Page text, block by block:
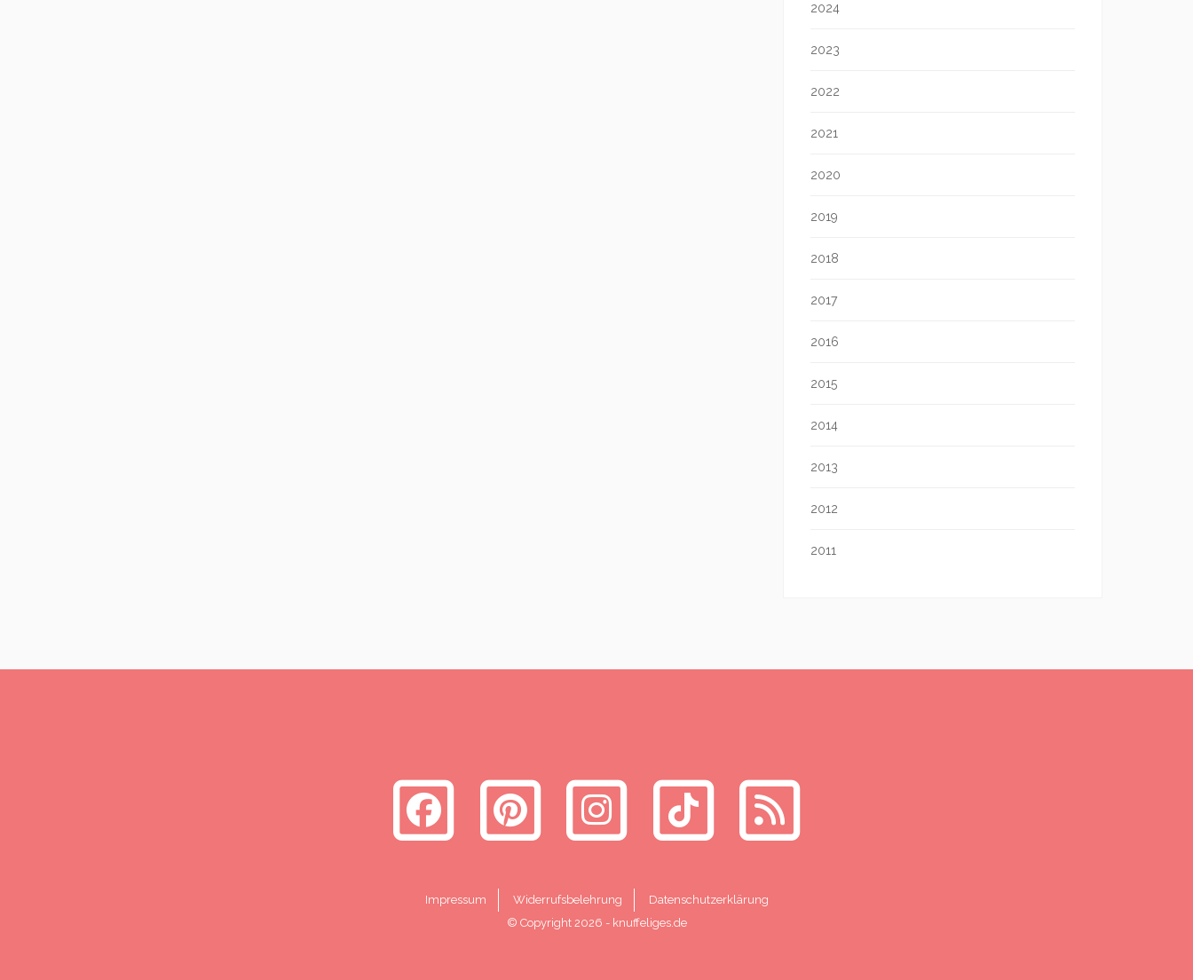
2024
2023
2022
2021
2020
2019
2018
2017
2016
2015
2014
2013
2012
2011
Impressum Widerrufsbelehrung
Datenschutzerklärung
© Copyright 2026 - knuffeliges.de